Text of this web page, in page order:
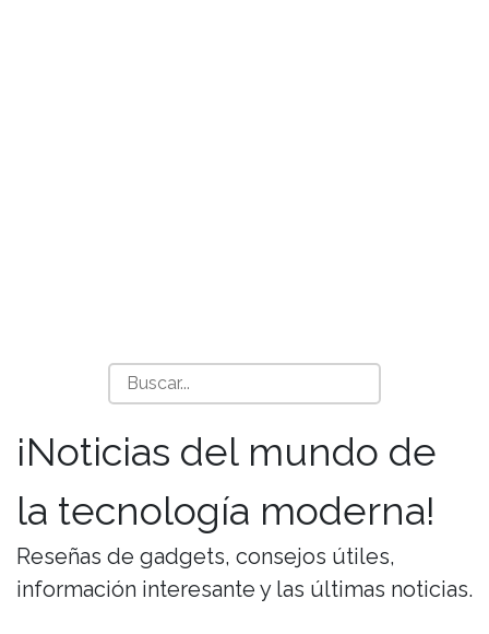
¡Noticias del mundo de
la tecnología moderna!
Reseñas de gadgets, consejos útiles,
información interesante y las últimas noticias.